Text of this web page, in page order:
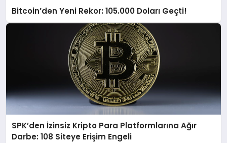
Bitcoin’den Yeni Rekor: 105.000 Doları Geçti!
SPK’den İzinsiz Kripto Para Platformlarına Ağır
Darbe: 108 Siteye Erişim Engeli